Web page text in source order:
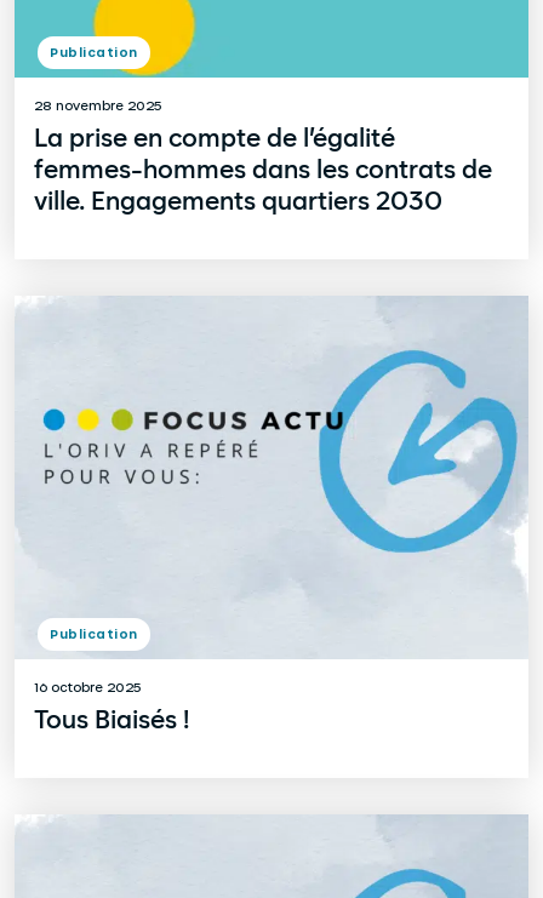
28 novembre 2025
La prise en compte de l’égalité
femmes-hommes dans les contrats de
ville. Engagements quartiers 2030
Publication
16 octobre 2025
Tous Biaisés !
Publication